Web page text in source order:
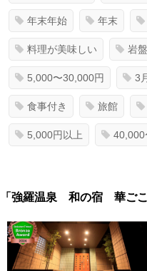
年末年始 年末
料理が美味しい 岩
5,000〜30,000円 3
食事付き 旅館
5,000円以上 40,000
「強羅温泉 和の宿 華ご